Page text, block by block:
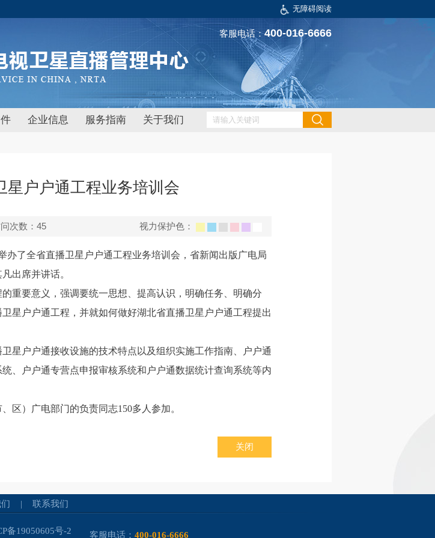
无障碍阅读
客服电话：400-016-6666
企业信息 服务指南 关于我们
星户户通工程业务培训会
次数： 45 视力保护色：
办了全省直播卫星户户通工程业务培训会，省新闻出版广电局
出席并讲话。
重要意义，强调要统一思想、提高认识，明确任务、明确分
星户户通工程，并就如何做好湖北省直播卫星户户通工程提出
星户户通接收设施的技术特点以及组织实施工作指南、户户通
、户户通专营点申报审核系统和户户通数据统计查询系统等内
区）广电部门的负责同志150多人参加。
关闭
| 联系我们
备19050605号-2
客服电话： 400-016-6666